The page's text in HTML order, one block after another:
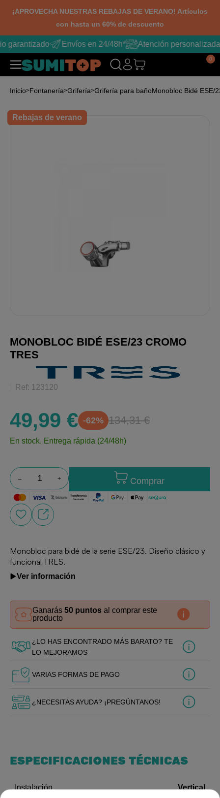
¡APROVECHA NUESTRAS REBAJAS DE VERANO! Artículos
con hasta un 60% de descuento
garantizado Envíos en 24/48h* Atención personalizada
0
Inicio Fontanería Grifería Grifería para bañoMonobloc Bidé ESE/
Rebajas de verano
MONOBLOC BIDÉ ESE/23 CROMO
TRES
Ref: 123120
49,99 € -62% 134,31 €
En stock. Entrega rápida (24/48h)
Comprar
Monobloc para bidé de la serie ESE/23. Diseño clásico y
funcional TRES.
Ver información
Ganarás 50 puntos al comprar este
producto
¿LO HAS ENCONTRADO MÁS BARATO? TE
LO MEJORAMOS
VARIAS FORMAS DE PAGO
¿NECESITAS AYUDA? ¡PREGÚNTANOS!
ESPECIFICACIONES TÉCNICAS
Instalación Vertical